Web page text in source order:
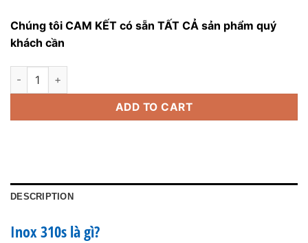
Chúng tôi CAM KẾT có sẵn TẤT CẢ sản phẩm quý
khách cần
Phụ Kiện Inox 310s quantity
ADD TO CART
DESCRIPTION
Inox 310s là gì?